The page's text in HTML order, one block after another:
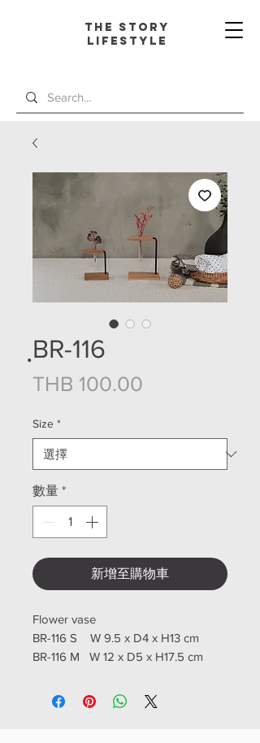
The Story
L ifestyle
ฺBR-116
THB 100.00
Size *
數量 *
新增至購物車
Flower vase
BR-116 S W 9.5 x D4 x H13 cm
BR-116 M W 12 x D5 x H17.5 cm